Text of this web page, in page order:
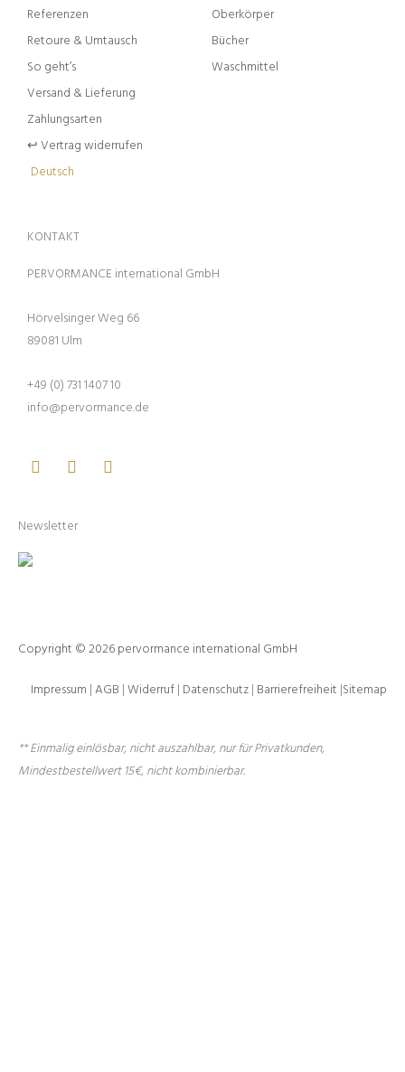
Referenzen
Retoure & Umtausch
So geht’s
Versand & Lieferung
Zahlungsarten
↩︎ Vertrag widerrufen
Deutsch
Oberkörper
Bücher
Waschmittel
KONTAKT
PERVORMANCE international GmbH
Hörvelsinger Weg 66
89081 Ulm
+49 (0) 731 1407 10
info@pervormance.de
FacebookYoutubeInstagram
Newsletter
Copyright © 2026 pervormance international GmbH
Impressum |AGB |Widerruf| Datenschutz| Barrierefreiheit |Sitemap
** Einmalig einlösbar, nicht auszahlbar, nur für Privatkunden,
Mindestbestellwert 15€, nicht kombinierbar.